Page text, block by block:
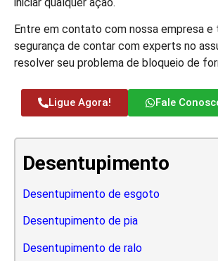
Entre em contato com nossa empresa e
segurança de contar com experts no
resolver seu problema de bloqueio de
Ligue Agora! Fale
Desentupimento
Desentupimento de esgoto
Desentupimento de pia
Desentupimento de ralo